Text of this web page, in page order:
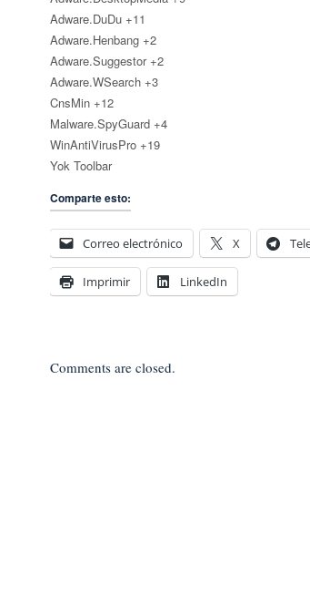
Adware.DuDu +11
Adware.Henbang +2
Adware.Suggestor +2
Adware.WSearch +3
CnsMin +12
Malware.SpyGuard +4
WinAntiVirusPro +19
Yok Toolbar
Comparte esto:
Correo electrónico X
Imprimir LinkedIn
Comments are closed.